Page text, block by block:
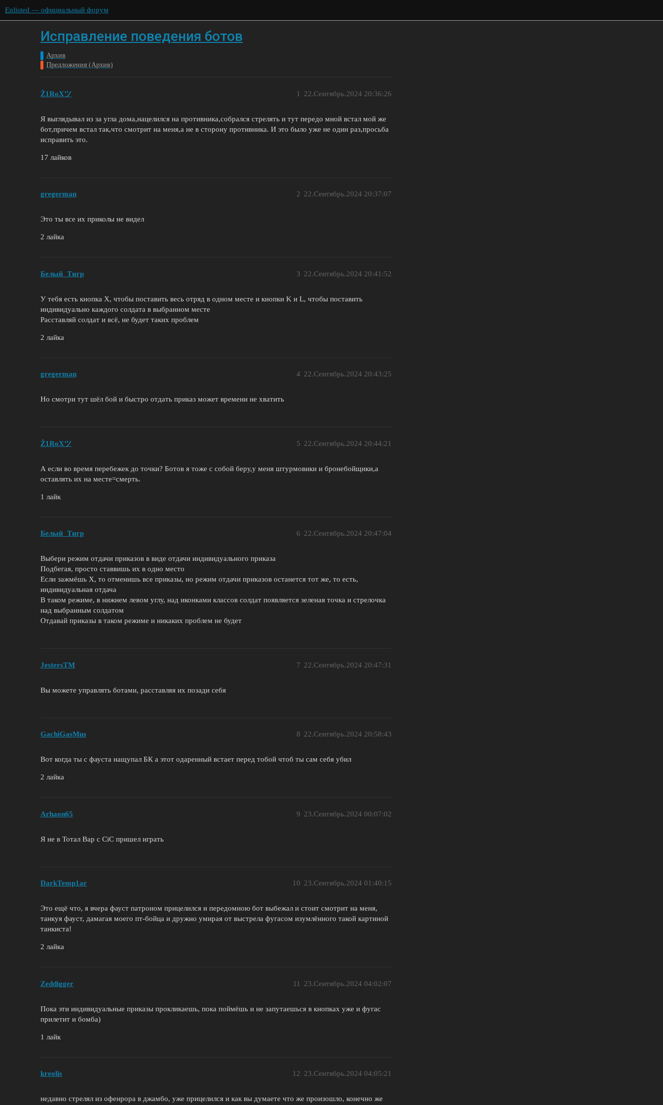
Enlisted — официальный форум
Исправление поведения ботов
Архив
Предложения (Архив)
Ž1RoXツ 22.Сентябрь.2024 20:36:26
1
Я выглядывал из за угла дома,нацелился на противника,собрался стрелять и тут передо мной встал мой же
бот,причем встал так,что смотрит на меня,а не в сторону противника. И это было уже не один раз,просьба
исправить это.
17 лайков
gregerman 22.Сентябрь.2024 20:37:07
2
Это ты все их приколы не видел
2 лайка
Белый_Tигр 22.Сентябрь.2024 20:41:52
3
У тебя есть кнопка Х, чтобы поставить весь отряд в одном месте и кнопки K и L, чтобы поставить
индивидуально каждого солдата в выбранном месте
Расставляй солдат и всё, не будет таких проблем
2 лайка
gregerman 22.Сентябрь.2024 20:43:25
4
Но смотри тут шёл бой и быстро отдать приказ может времени не хватить
Ž1RoXツ 22.Сентябрь.2024 20:44:21
5
А если во время перебежек до точки? Ботов я тоже с собой беру,у меня штурмовики и бронебойщики,а
оставлять их на месте=смерть.
1 лайк
Белый_Tигр 22.Сентябрь.2024 20:47:04
6
Выбери режим отдачи приказов в виде отдачи индивидуального приказа
Подбегая, просто ставвишь их в одно место
Если зажмёшь Х, то отменишь все приказы, но режим отдачи приказов останется тот же, то есть,
индивидуальная отдача
В таком режиме, в нижнем левом углу, над иконками классов солдат появляется зеленая точка и стрелочка
над выбранным солдатом
Отдавай приказы в таком режиме и никаких проблем не будет
JestersTM 22.Сентябрь.2024 20:47:31
7
Вы можете управлять ботами, расставляя их позади себя
GachiGasMus 22.Сентябрь.2024 20:58:43
8
Вот когда ты с фауста нащупал БК а этот одаренный встает перед тобой чтоб ты сам себя убил
2 лайка
Arhaon65 23.Сентябрь.2024 00:07:02
9
Я не в Тотал Вар с CiC пришел играть
DarkTemp1ar 23.Сентябрь.2024 01:40:15
10
Это ещё что, я вчера фауст патроном прицелился и передомною бот выбежал и стоит смотрит на меня,
танкуя фауст, дамагая моего пт-бойца и дружно умирая от выстрела фугасом изумлённого такой картиной
танкиста!
2 лайка
Zeddigger 23.Сентябрь.2024 04:02:07
11
Пока эти индивидуальные приказы прокликаешь, пока поймёшь и не запутаешься в кнопках уже и фугас
прилетит и бомба)
1 лайк
kreolis 23.Сентябрь.2024 04:05:21
12
недавно стрелял из офенрора в джамбо, уже прицелился и как вы думаете что же произошло, конечно же